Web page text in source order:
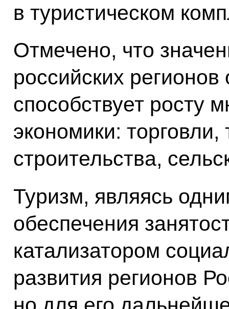
в туристическом
Отмечено, что
российских
способствует росту
экономики: торговли,
строительства,
Туризм, являясь
обеспечения
катализатором
развития регионов